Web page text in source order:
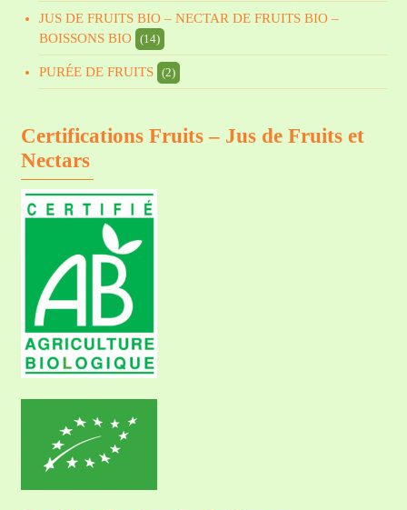
JUS DE FRUITS BIO – NECTAR DE FRUITS BIO –
BOISSONS BIO
(14)
PURÉE DE FRUITS (2)
Certifications Fruits – Jus de Fruits et
Nectars